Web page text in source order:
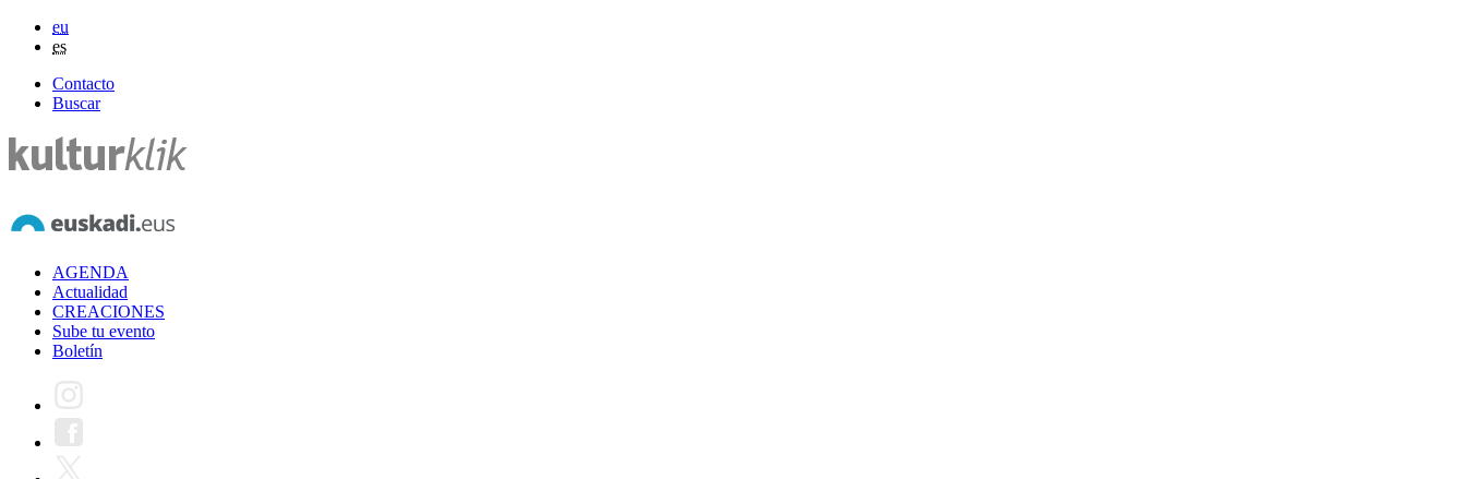
eu
es
Contacto
Buscar
AGENDA
Actualidad
CREACIONES
Sube tu evento
Boletín